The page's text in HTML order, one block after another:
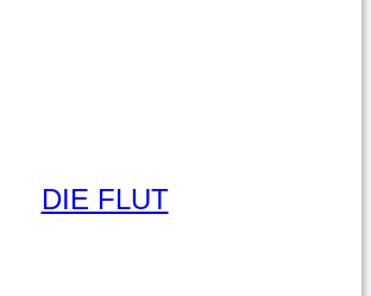
DIE FLUT